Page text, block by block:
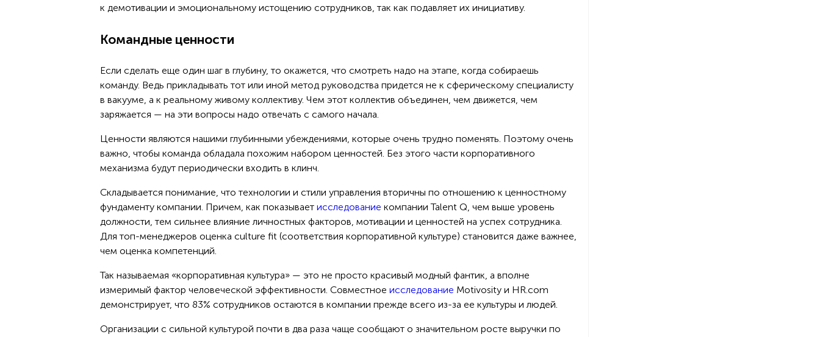
к демотивации и эмоциональному истощению сотрудников, так как подавляет их инициативу.
Командные ценности
Если сделать еще один шаг в глубину, то окажется, что смотреть надо на этапе, когда собираешь
команду. Ведь прикладывать тот или иной метод руководства придется не к сферическому специалисту
в вакууме, а к реальному живому коллективу. Чем этот коллектив объединен, чем движется, чем
заряжается — на эти вопросы надо отвечать с самого начала.
Ценности являются нашими глубинными убеждениями, которые очень трудно поменять. Поэтому очень
важно, чтобы команда обладала похожим набором ценностей. Без этого части корпоративного
механизма будут периодически входить в клинч.
Складывается понимание, что технологии и стили управления вторичны по отношению к ценностному
фундаменту компании. Причем, как показывает исследование компании Talent Q, чем выше уровень
должности, тем сильнее влияние личностных факторов, мотивации и ценностей на успех сотрудника.
Для топ-менеджеров оценка culture fit (соответствия корпоративной культуре) становится даже важнее,
чем оценка компетенций.
Так называемая «корпоративная культура» — это не просто красивый модный фантик, а вполне
измеримый фактор человеческой эффективности. Совместное исследование Motivosity и HR.com
демонстрирует, что 83% сотрудников остаются в компании прежде всего из-за ее культуры и людей.
Организации с сильной культурой почти в два раза чаще сообщают о значительном росте выручки по